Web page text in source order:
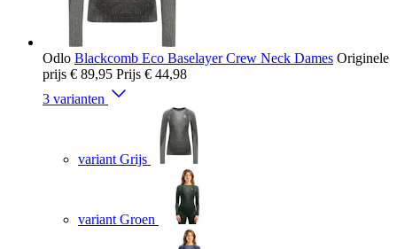
Odlo Blackcomb Eco Baselayer Crew Neck Dames Originele
prijs € 89,95 Prijs € 44,98
3 varianten
variant Grijs
variant Groen